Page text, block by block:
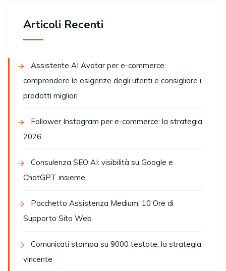
Articoli Recenti
Assistente AI Avatar per e-commerce:
comprendere le esigenze degli utenti e consigliare i
prodotti migliori
Follower Instagram per e-commerce: la strategia
2026
Consulenza SEO AI: visibilità su Google e
ChatGPT insieme
Pacchetto Assistenza Medium: 10 Ore di
Supporto Sito Web
Comunicati stampa su 9000 testate: la strategia
vincente